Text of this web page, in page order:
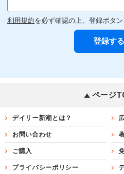
利用規約を必ず確認の上、登録ボタン
ページ
デイリー新潮とは？
お問い合わせ
ご購入
プライバシーポリシー